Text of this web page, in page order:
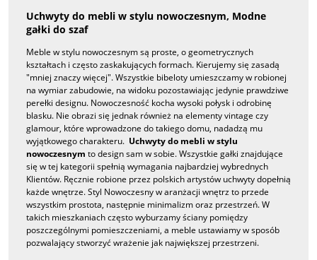
Uchwyty do mebli w stylu nowoczesnym, Modne
gałki do szaf
Meble w stylu nowoczesnym są proste, o geometrycznych
kształtach i często zaskakujących formach. Kierujemy się zasadą
"mniej znaczy więcej". Wszystkie bibeloty umieszczamy w robionej
na wymiar zabudowie, na widoku pozostawiając jedynie prawdziwe
perełki designu. Nowoczesność kocha wysoki połysk i odrobinę
blasku. Nie obrazi się jednak również na elementy vintage czy
glamour, które wprowadzone do takiego domu, nadadzą mu
wyjątkowego charakteru. Uchwyty do mebli w stylu
nowoczesnym to design sam w sobie. Wszystkie gałki znajdujące
się w tej kategorii spełnią wymagania najbardziej wybrednych
Klientów. Ręcznie robione przez polskich artystów uchwyty dopełnią
każde wnętrze. Styl Nowoczesny w aranżacji wnętrz to przede
wszystkim prostota, następnie minimalizm oraz przestrzeń. W
takich mieszkaniach często wyburzamy ściany pomiędzy
poszczególnymi pomieszczeniami, a meble ustawiamy w sposób
pozwalający stworzyć wrażenie jak największej przestrzeni.